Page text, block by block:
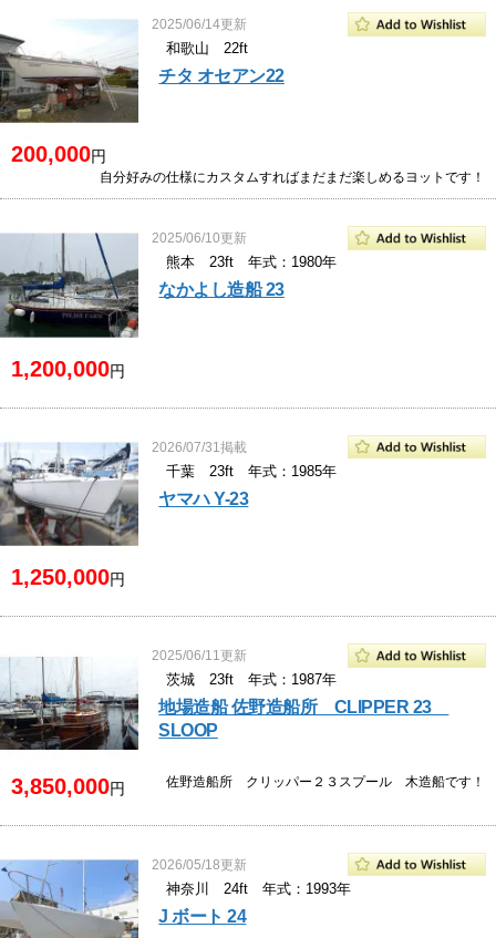
2025/06/14更新
和歌山 22ft
チタ オセアン22
200,000円
自分好みの仕様にカスタムすればまだまだ楽しめるヨットです！
2025/06/10更新
熊本 23ft 年式：1980年
なかよし造船 23
1,200,000円
2026/07/31掲載
千葉 23ft 年式：1985年
ヤマハ Y-23
1,250,000円
2025/06/11更新
茨城 23ft 年式：1987年
地場造船 佐野造船所 CLIPPER 23
SLOOP
3,850,000円 佐野造船所 クリッパー２３スプール 木造船です！
2026/05/18更新
神奈川 24ft 年式：1993年
J ボート 24